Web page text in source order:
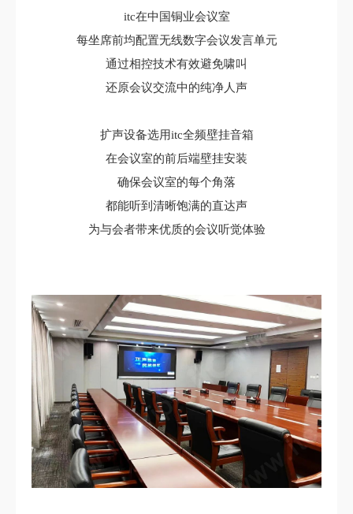
itc在中国铜业会议室
每坐席前均配置无线数字会议发言单元
通过相控技术有效避免啸叫
还原会议交流中的纯净人声
扩声设备选用itc全频壁挂音箱
在会议室的前后端壁挂安装
确保会议室的每个角落
都能听到清晰饱满的直达声
为与会者带来优质的会议听觉体验